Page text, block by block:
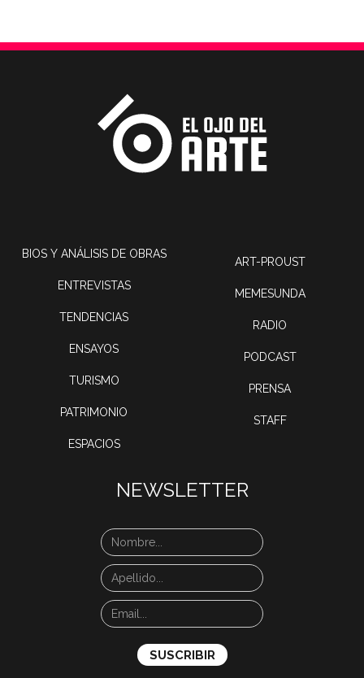
BIOS Y ANÁLISIS DE OBRAS
ENTREVISTAS
TENDENCIAS
ENSAYOS
TURISMO
PATRIMONIO
ESPACIOS
ART-PROUST
MEMESUNDA
RADIO
PODCAST
PRENSA
STAFF
NEWSLETTER